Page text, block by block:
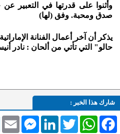
وأثنوا على قدرتها في التعبير
صدق ومحبة. وفق (لها)
يذكر أن آخر أعمال الفنانة
حالو" التي تأتي من ألحان : نادر
شارك هذا الخبر :
Email
MessengerLinkedInTwitterWhatsAppFacebook